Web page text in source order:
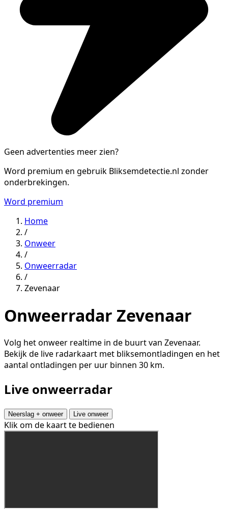
Geen advertenties meer zien?
Word premium en gebruik Bliksemdetectie.nl zonder
onderbrekingen.
Word premium
Home
/
Onweer
/
Onweerradar
/
Zevenaar
Onweerradar Zevenaar
Volg het onweer realtime in de buurt van Zevenaar.
Bekijk de live radarkaart met bliksemontladingen en het
aantal ontladingen per uur binnen 30 km.
Live onweerradar
Neerslag + onweer Live onweer
Klik om de kaart te bedienen